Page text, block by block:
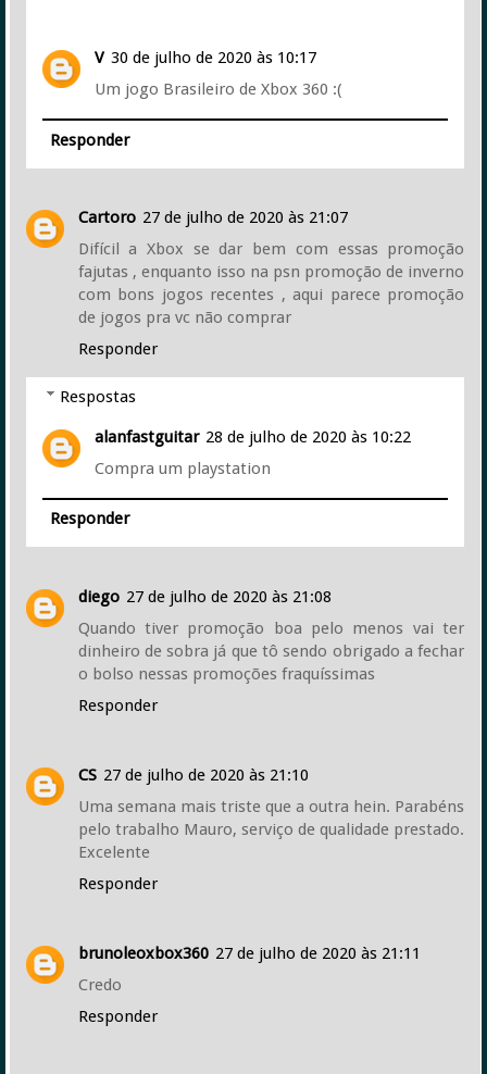
V 30 de julho de 2020 às 10:17
Um jogo Brasileiro de Xbox 360 :(
Responder
Cartoro 27 de julho de 2020 às 21:07
Difícil a Xbox se dar bem com essas promoção
fajutas , enquanto isso na psn promoção de inverno
com bons jogos recentes , aqui parece promoção
de jogos pra vc não comprar
Responder
Respostas
alanfastguitar 28 de julho de 2020 às 10:22
Compra um playstation
Responder
diego 27 de julho de 2020 às 21:08
Quando tiver promoção boa pelo menos vai ter
dinheiro de sobra já que tô sendo obrigado a fechar
o bolso nessas promoções fraquíssimas
Responder
CS 27 de julho de 2020 às 21:10
Uma semana mais triste que a outra hein. Parabéns
pelo trabalho Mauro, serviço de qualidade prestado.
Excelente
Responder
brunoleoxbox360 27 de julho de 2020 às 21:11
Credo
Responder